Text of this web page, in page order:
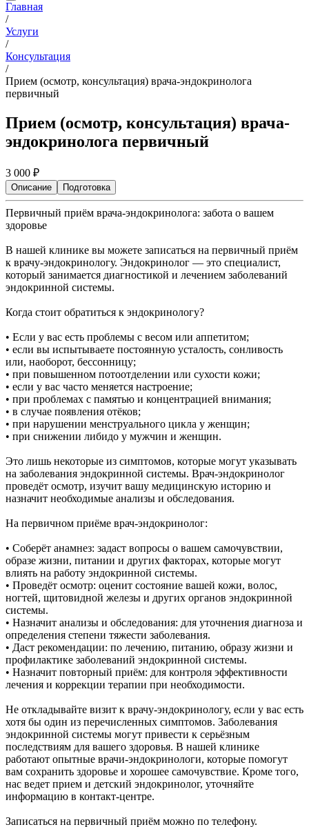
Главная
/
Услуги
/
Консультация
/
Прием (осмотр, консультация) врача-эндокринолога
первичный
Прием (осмотр, консультация) врача-
эндокринолога первичный
3 000 ₽
Описание Подготовка
Первичный приём врача-эндокринолога: забота о вашем
здоровье
В нашей клинике вы можете записаться на первичный приём
к врачу-эндокринологу. Эндокринолог — это специалист,
который занимается диагностикой и лечением заболеваний
эндокринной системы.
Когда стоит обратиться к эндокринологу?
• Если у вас есть проблемы с весом или аппетитом;
• если вы испытываете постоянную усталость, сонливость
или, наоборот, бессонницу;
• при повышенном потоотделении или сухости кожи;
• если у вас часто меняется настроение;
• при проблемах с памятью и концентрацией внимания;
• в случае появления отёков;
• при нарушении менструального цикла у женщин;
• при снижении либидо у мужчин и женщин.
Это лишь некоторые из симптомов, которые могут указывать
на заболевания эндокринной системы. Врач-эндокринолог
проведёт осмотр, изучит вашу медицинскую историю и
назначит необходимые анализы и обследования.
На первичном приёме врач-эндокринолог:
• Соберёт анамнез: задаст вопросы о вашем самочувствии,
образе жизни, питании и других факторах, которые могут
влиять на работу эндокринной системы.
• Проведёт осмотр: оценит состояние вашей кожи, волос,
ногтей, щитовидной железы и других органов эндокринной
системы.
• Назначит анализы и обследования: для уточнения диагноза и
определения степени тяжести заболевания.
• Даст рекомендации: по лечению, питанию, образу жизни и
профилактике заболеваний эндокринной системы.
• Назначит повторный приём: для контроля эффективности
лечения и коррекции терапии при необходимости.
Не откладывайте визит к врачу-эндокринологу, если у вас есть
хотя бы один из перечисленных симптомов. Заболевания
эндокринной системы могут привести к серьёзным
последствиям для вашего здоровья. В нашей клинике
работают опытные врачи-эндокринологи, которые помогут
вам сохранить здоровье и хорошее самочувствие. Кроме того,
нас ведет прием и детский эндокринолог, уточняйте
информацию в контакт-центре.
Записаться на первичный приём можно по телефону.